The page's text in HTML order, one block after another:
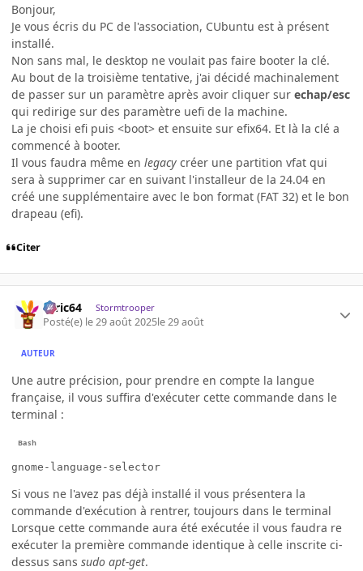
Bonjour,
Je vous écris du PC de l'association, CUbuntu est à présent
installé.
Non sans mal, le desktop ne voulait pas faire booter la clé.
Au bout de la troisième tentative, j'ai décidé machinalement
de passer sur un paramètre après avoir cliquer sur echap/esc
qui redirige sur des paramètre uefi de la machine.
La je choisi efi puis <boot> et ensuite sur efix64. Et là la clé a
commencé à booter.
Il vous faudra même en legacy créer une partition vfat qui
sera à supprimer car en suivant l'installeur de la 24.04 en
créé une supplémentaire avec le bon format (FAT 32) et le bon
drapeau (efi).
Citer
ceric64 Stormtrooper
Posté(e) le 29 août 2025le 29 août
AUTEUR
Une autre précision, pour prendre en compte la langue
française, il vous suffira d'exécuter cette commande dans le
terminal :
gnome-language-selector
Si vous ne l'avez pas déjà installé il vous présentera la
commande d'exécution à rentrer, toujours dans le terminal
Lorsque cette commande aura été exécutée il vous faudra re
exécuter la première commande identique à celle inscrite ci-
dessus sans sudo apt-get.